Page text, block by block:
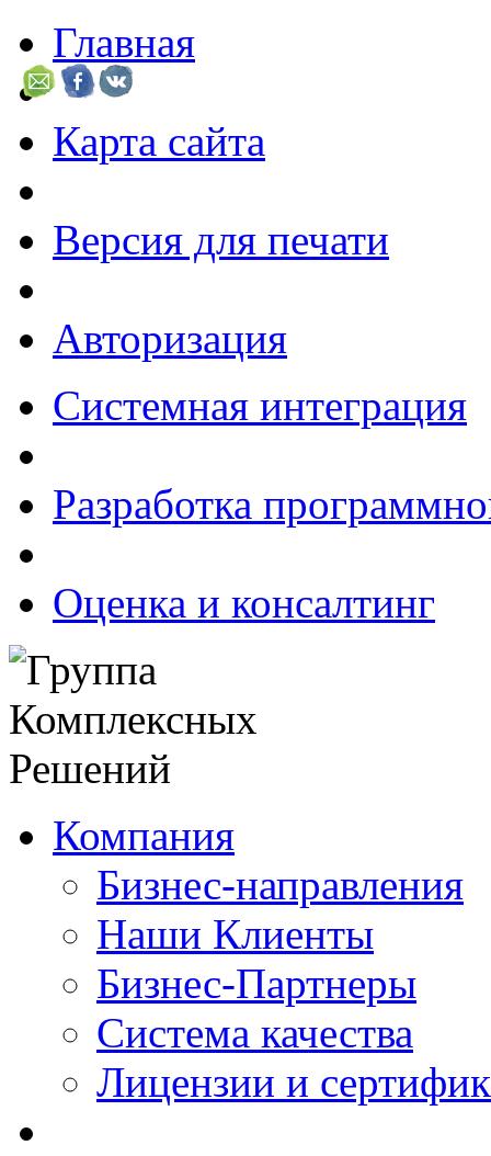
Главная
Карта сайта
Версия для печати
Авторизация
Системная интеграция
Разработка
Оценка и консалтинг
Компания
Бизнес-направления
Наши Клиенты
Бизнес-Партнеры
Система качества
Лицензии и